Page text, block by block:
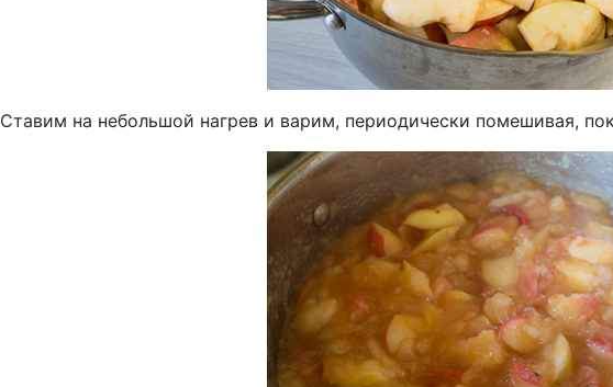
Ставим на небольшой нагрев и варим, периодически помешивая,